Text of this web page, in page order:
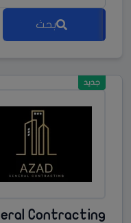
بحث
جديد
Contracting